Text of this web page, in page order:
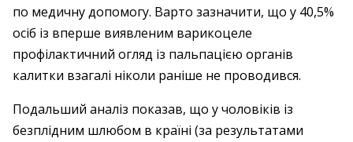
по медичну допомогу. Варто зазначити, що у 40,5%
осіб із вперше виявленим варикоцеле
профілактичний огляд із пальпацією органів
калитки взагалі ніколи раніше не проводився.
Подальший аналіз показав, що у чоловіків із
безплідним шлюбом в країні (за результатами